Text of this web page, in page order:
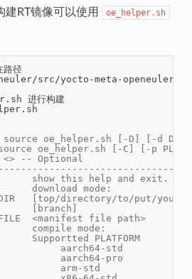
建RT镜像可以使用 oe_helper.sh
src/yocto-meta-openeuler/
oe_helper.sh [-D] [-d
oe_helper.sh [-C] [-p
-- Optional
show this help and exit.
download mode:
[top/directory/to/put/your/
[branch]
<manifest file path>
compile mode:
Supportted PLATFORM
aarch64-std
aarch64-pro
arm-std